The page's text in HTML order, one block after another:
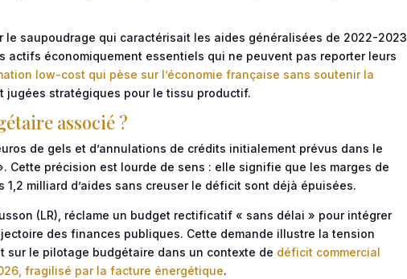
saupoudrage qui caractérisait les aides généralisées de 2022-2023,
actifs économiquement essentiels qui ne peuvent pas reporter leurs
low-cost qui pèse sur l’économie française sans soutenir la
jugées stratégiques pour le tissu productif.
associé ?
de gels et d’annulations de crédits initialement prévus dans le
Cette précision est lourde de sens : elle signifie que les marges de
milliard d’aides sans creuser le déficit sont déjà épuisées.
(LR), réclame un budget rectificatif « sans délai » pour intégrer
des finances publiques. Cette demande illustre la tension
sur le pilotage budgétaire dans un contexte de déficit commercial
fragilisé par la facture énergétique.